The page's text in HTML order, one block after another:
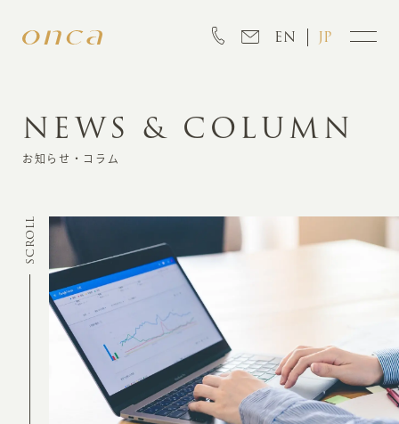
EN JP
INFORMATION
CREATION
MARKETING
NEWS & COLUMN
お知らせ・コラム
SCROLL